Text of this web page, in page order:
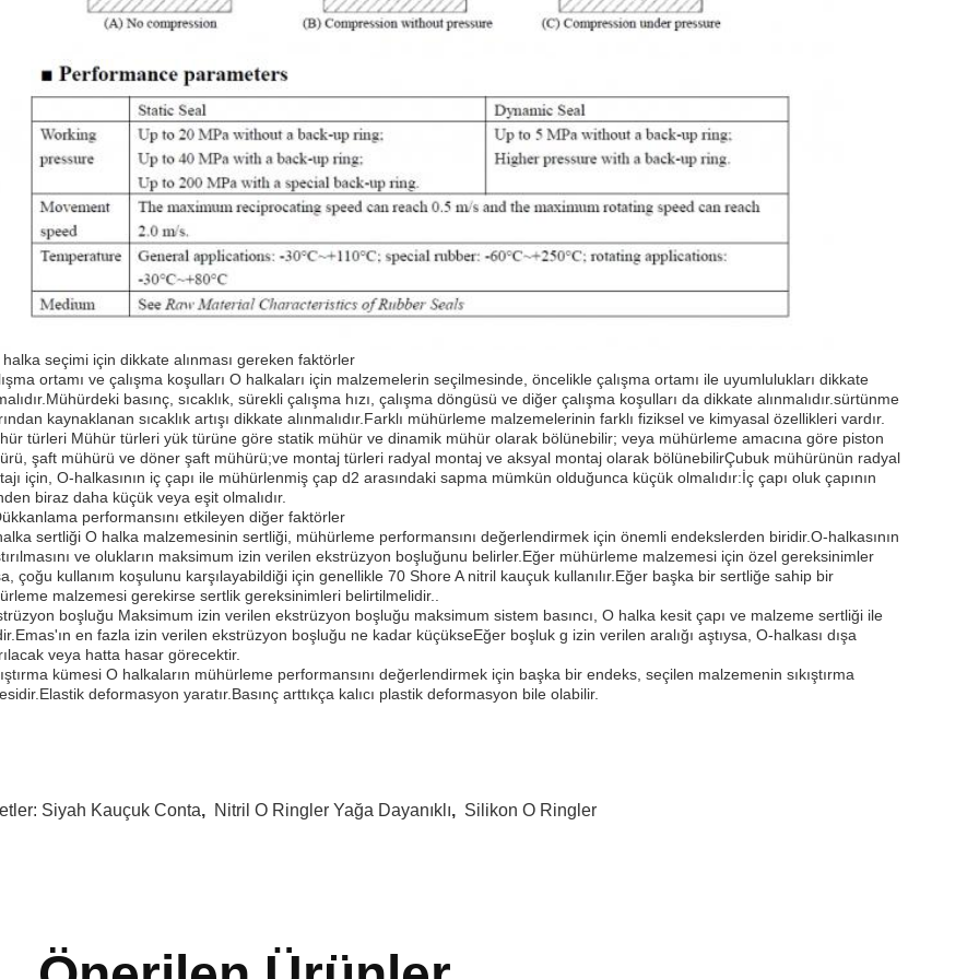
halka seçimi için dikkate alınması gereken faktörler
ortamı ve çalışma koşulları O halkaları için malzemelerin seçilmesinde, öncelikle çalışma ortamı ile uyumlulukları dikkate
basınç, sıcaklık, sürekli çalışma hızı, çalışma döngüsü ve diğer çalışma koşulları da dikkate alınmalıdır.sürtünme
kaynaklanan sıcaklık artışı dikkate alınmalıdır.Farklı mühürleme malzemelerinin farklı fiziksel ve kimyasal özellikleri vardır.
türleri Mühür türleri yük türüne göre statik mühür ve dinamik mühür olarak bölünebilir; veya mühürleme amacına göre piston
şaft mühürü ve döner şaft mühürü;ve montaj türleri radyal montaj ve aksyal montaj olarak bölünebilirÇubuk mühürünün radyal
için, O-halkasının iç çapı ile mühürlenmiş çap d2 arasındaki sapma mümkün olduğunca küçük olmalıdır:İç çapı oluk çapının
biraz daha küçük veya eşit olmalıdır.
performansını etkileyen diğer faktörler
sertliği O halka malzemesinin sertliği, mühürleme performansını değerlendirmek için önemli endekslerden biridir.O-halkasının
ve olukların maksimum izin verilen ekstrüzyon boşluğunu belirler.Eğer mühürleme malzemesi için özel gereksinimler
çoğu kullanım koşulunu karşılayabildiği için genellikle 70 Shore A nitril kauçuk kullanılır.Eğer başka bir sertliğe sahip bir
malzemesi gerekirse sertlik gereksinimleri belirtilmelidir..
boşluğu Maksimum izin verilen ekstrüzyon boşluğu maksimum sistem basıncı, O halka kesit çapı ve malzeme sertliği ile
en fazla izin verilen ekstrüzyon boşluğu ne kadar küçükseEğer boşluk g izin verilen aralığı aştıysa, O-halkası dışa
veya hatta hasar görecektir.
kümesi O halkaların mühürleme performansını değerlendirmek için başka bir endeks, seçilen malzemenin sıkıştırma
deformasyon yaratır.Basınç arttıkça kalıcı plastik deformasyon bile olabilir.
Siyah Kauçuk Conta, Nitril O Ringler Yağa Dayanıklı, Silikon O Ringler